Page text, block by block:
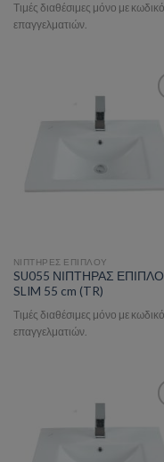
Τιμές διαθέσιμες μόνο με κωδικό
επαγγελματιών.
Add to
ΝΙΠΤΗΡΕΣ ΕΠΙΠΛΟΥ
SU055 ΝΙΠΤΗΡΑΣ
SLIM 55 cm (TR)
Τιμές διαθέσιμες μόνο με κωδικό
επαγγελματιών.
Add to